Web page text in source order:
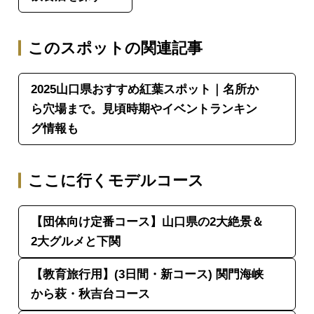
このスポットの関連記事
2025山口県おすすめ紅葉スポット｜名所か
ら穴場まで。見頃時期やイベントランキン
グ情報も
ここに行くモデルコース
【団体向け定番コース】山口県の2大絶景＆
2大グルメと下関
【教育旅行用】(3日間・新コース) 関門海峡
から萩・秋吉台コース